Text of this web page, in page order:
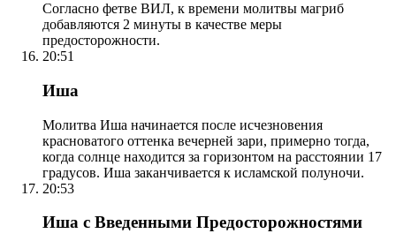
Согласно фетве ВИЛ, к времени молитвы магриб
добавляются 2 минуты в качестве меры
предосторожности.
20:51
Иша
Молитва Иша начинается после исчезновения
красноватого оттенка вечерней зари, примерно тогда,
когда солнце находится за горизонтом на расстоянии 17
градусов. Иша заканчивается к исламской полуночи.
20:53
Иша с Введенными Предосторожностями